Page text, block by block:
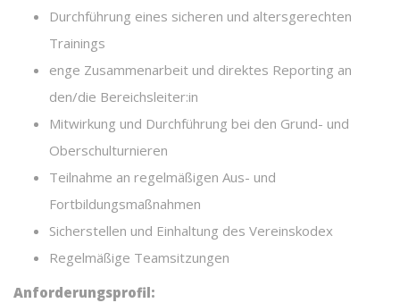
Durchführung eines sicheren und altersgerechten
Trainings
enge Zusammenarbeit und direktes Reporting an
den/die Bereichsleiter:in
Mitwirkung und Durchführung bei den Grund- und
Oberschulturnieren
Teilnahme an regelmäßigen Aus- und
Fortbildungsmaßnahmen
Sicherstellen und Einhaltung des Vereinskodex
Regelmäßige Teamsitzungen
Anforderungsprofil: